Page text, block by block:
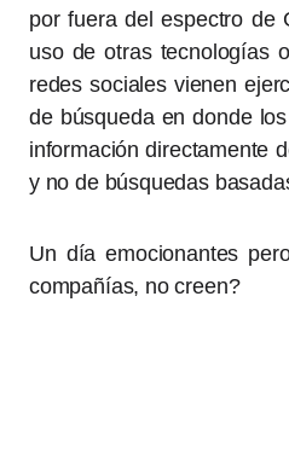
por fuera del espectro de
uso de otras tecnologías
redes sociales vienen
de búsqueda en donde
información directamente
y no de búsquedas
Un día emocionantes
compañías, no creen?